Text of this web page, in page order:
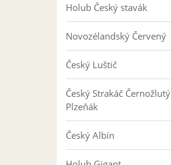
Holub Český stavák
Novozélandský Červený
Český Luštič
Český Strakáč Černožlutý
Plzeňák
Český Albín